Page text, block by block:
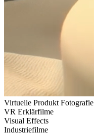
Virtuelle Produkt Fotografie
VR Erklärfilme
Visual Effects
Industriefilme